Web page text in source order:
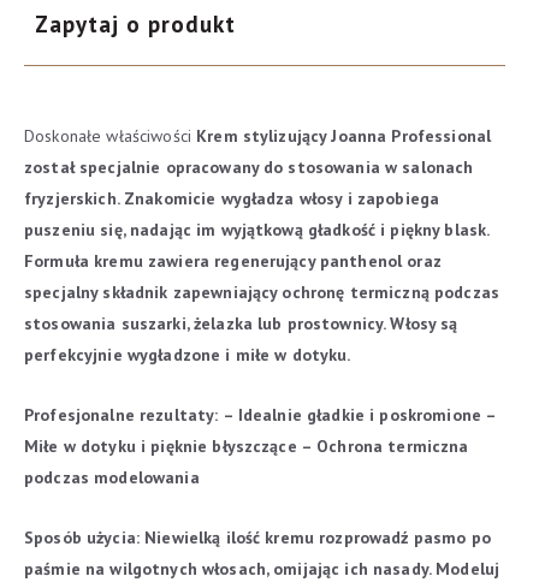
200g
Zapytaj o produkt
Doskonałe właściwości Krem stylizujący Joanna Professional
został specjalnie opracowany do stosowania w salonach
fryzjerskich. Znakomicie wygładza włosy i zapobiega
puszeniu się, nadając im wyjątkową gładkość i piękny blask.
Formuła kremu zawiera regenerujący panthenol oraz
specjalny składnik zapewniający ochronę termiczną podczas
stosowania suszarki, żelazka lub prostownicy. Włosy są
perfekcyjnie wygładzone i miłe w dotyku.
Profesjonalne rezultaty: – Idealnie gładkie i poskromione –
Miłe w dotyku i pięknie błyszczące – Ochrona termiczna
podczas modelowania
Sposób użycia:Niewielką ilość kremu rozprowadź pasmo po
paśmie na wilgotnych włosach, omijając ich nasady. Modeluj